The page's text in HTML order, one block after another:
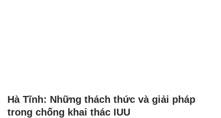
Hà Tĩnh: Những thách thức và giải pháp
trong chống khai thác IUU